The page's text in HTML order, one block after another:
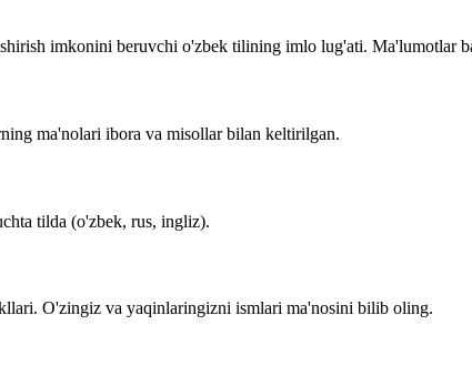
imkonini beruvchi o'zbek tilining imlo lug'ati. Ma'lumotlar
ma'nolari ibora va misollar bilan keltirilgan.
tilda (o'zbek, rus, ingliz).
O'zingiz va yaqinlaringizni ismlari ma'nosini bilib oling.